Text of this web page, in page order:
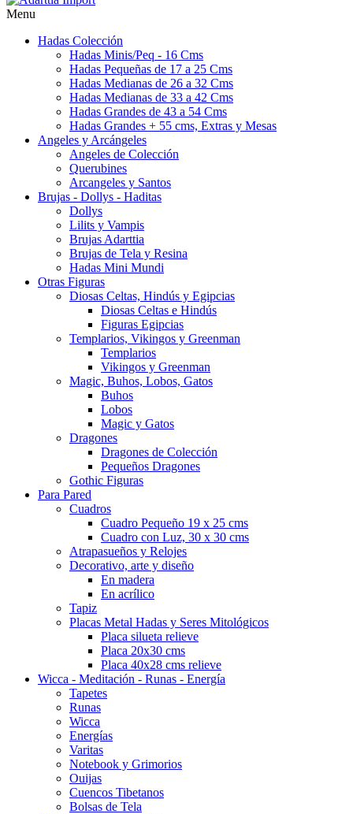
Menu
Hadas Colección
Hadas Minis/Peq - 16 Cms
Hadas Pequeñas de 17 a 25 Cms
Hadas Medianas de 26 a 32 Cms
Hadas Medianas de 33 a 42 Cms
Hadas Grandes de 43 a 54 Cms
Hadas Grandes + 55 cms, Extras y Mesas
Angeles y Arcángeles
Angeles de Colección
Querubines
Arcangeles y Santos
Brujas - Dollys - Haditas
Dollys
Lilits y Vampis
Brujas Adarttia
Brujas de Tela y Resina
Hadas Mini Mundi
Otras Figuras
Diosas Celtas, Hindús y Egipcias
Diosas Celtas e Hindús
Figuras Egipcias
Templarios, Vikingos y Greenman
Templarios
Vikingos y Greenman
Magic, Buhos, Lobos, Gatos
Buhos
Lobos
Magic y Gatos
Dragones
Dragones de Colección
Pequeños Dragones
Gothic Figuras
Para Pared
Cuadros
Cuadro Pequeño 19 x 25 cms
Cuadro con Luz, 30 x 30 cms
Atrapasueños y Relojes
Decorativo, arte y diseño
En madera
En acrílico
Tapiz
Placas Metal Hadas y Seres Mitológicos
Placa silueta relieve
Placa 20x30 cms
Placa 40x28 cms relieve
Wicca - Meditación - Runas - Energía
Tapetes
Runas
Wicca
Energías
Varitas
Notebook y Grimorios
Ouijas
Cuencos Tibetanos
Bolsas de Tela